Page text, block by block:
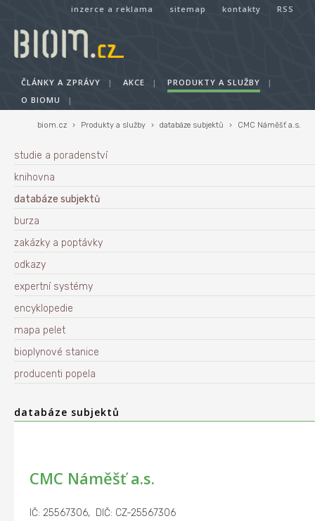
inzerce a reklama sitemap kontakty RSS
ČLÁNKY A ZPRÁVY | AKCE | PRODUKTY A SLUŽBY
|
O BIOMU
|
biom.cz › Produkty a služby › databáze subjektů › CMC Náměšť a.s.
studie a poradenství
knihovna
databáze subjektů
burza
zakázky a poptávky
odkazy
expertní systémy
encyklopedie
mapa pelet
bioplynové stanice
producenti popela
databáze subjektů
CMC Náměšť a.s.
IČ: 25567306, DIČ: CZ-25567306